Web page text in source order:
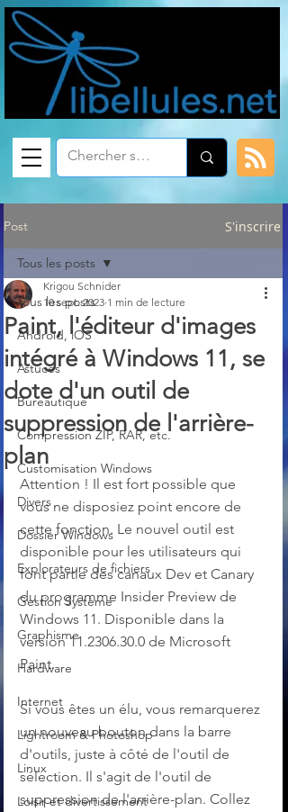
Post S'inscrire
Tous les posts
Android, iOS
Astuces
Bureautique
Compression ZIP, RAR, etc.
Customisation Windows
Divers
Dossier Windows
Explorateurs de fichiers
Gestion Système
Graphisme
Hardware
Internet
Lightroom & Photoshop
Linux
Loisir et divertissement
Tous les posts
Paint, l'éditeur d'images
intégré à Windows 11, se
dote d'un outil de
suppression de l'arrière-
plan
Krigou Schnider
10 sept. 2023 1 min de lecture
Attention ! Il est fort possible que
vous ne disposiez point encore de
cette fonction. Le nouvel outil est
disponible pour les utilisateurs qui
font partie des canaux Dev et Canary
du programme Insider Preview de
Windows 11. Disponible dans la
version 11.2306.30.0 de Microsoft
Paint.
Si vous êtes un élu, vous remarquerez
un nouveau bouton dans la barre
d'outils, juste à côté de l'outil de
sélection. Il s'agit de l'outil de
suppression de l'arrière-plan. Collez